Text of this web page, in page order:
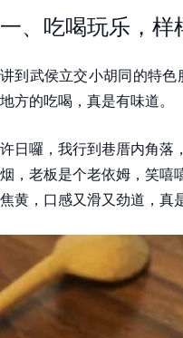
一、吃喝玩乐，样
讲到武侯立交小胡同的特色
地方的吃喝，真是有味道。
许日囉，我行到巷厝内角落
烟，老板是个老依姆，笑嘻
焦黄，口感又滑又劲道，真